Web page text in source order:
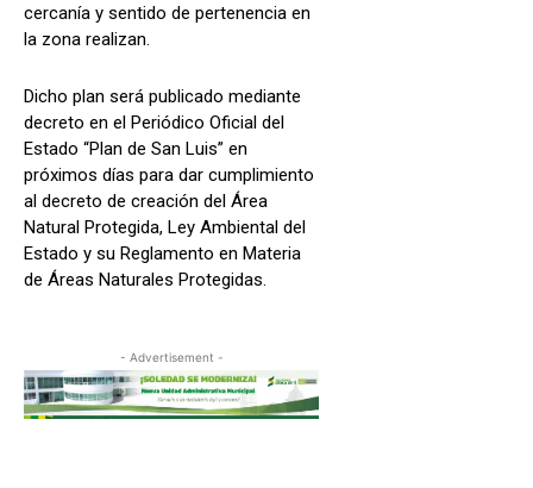
cercanía y sentido de pertenencia en
la zona realizan.
Dicho plan será publicado mediante
decreto en el Periódico Oficial del
Estado “Plan de San Luis” en
próximos días para dar cumplimiento
al decreto de creación del Área
Natural Protegida, Ley Ambiental del
Estado y su Reglamento en Materia
de Áreas Naturales Protegidas.
- Advertisement -